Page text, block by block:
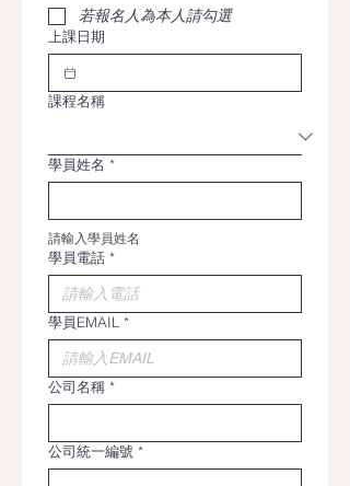
若報名人為本人請勾選
上課日期
課程名稱
學員姓名 *
請輸入學員姓名
學員電話 *
學員EMAIL *
公司名稱 *
公司統一編號 *